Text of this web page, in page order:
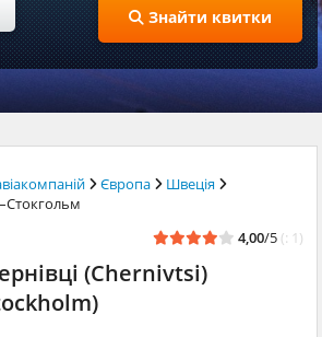
Знайти квитки
Європа
Швеція
4,00/5 (: 1)
(Chernivtsi)